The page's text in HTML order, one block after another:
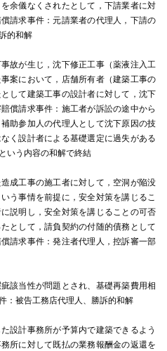
余儀なくされたとして，下請業者に対
請求事件：元請業者の代理人，下請の
的和解
故が生じ，沈下修正工事（薬液注入工
案において，店舗所有者（建築工事の
して建築工事の設計者に対して，沈下
償請求事件：施工者が訴訟の途中から
助参加人の代理人として沈下原因の技
く設計者による基礎選定に過失がある
いう内容の和解で終結
成工事の施工者に対して，空洞が陥没
う事情を前提に，安全対策を講じるこ
説明し，安全対策を講じることの可否
として，請負契約の付随的債務として
請求事件：発注者代理人，控訴審一部
該当性が問題とされ、基礎再築費用相
：被告工務店代理人、勝訴的和解
設計事務所が予算内で建築できるよう
所に対して既払の業務報酬金の返還を